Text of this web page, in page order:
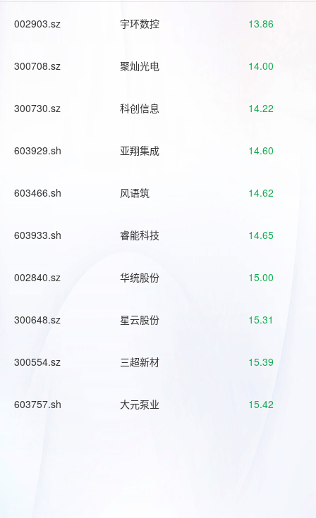
002903.sz 宇环数控 13.86
300708.sz 聚灿光电 14.00
300730.sz 科创信息 14.22
603929.sh 亚翔集成 14.60
603466.sh 风语筑 14.62
603933.sh 睿能科技 14.65
002840.sz 华统股份 15.00
300648.sz 星云股份 15.31
300554.sz 三超新材 15.39
603757.sh 大元泵业 15.42